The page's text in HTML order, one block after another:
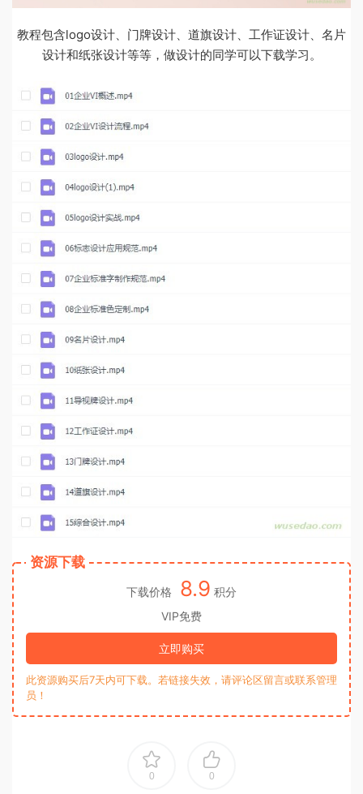
教程包含logo设计、门牌设计、道旗设计、工作证设计、名片
设计和纸张设计等等，做设计的同学可以下载学习。
资源下载
下载价格 8.9 积分
VIP免费
立即购买
此资源购买后7天内可下载。若链接失效，请评论区留言或联系管理
员！
0 0